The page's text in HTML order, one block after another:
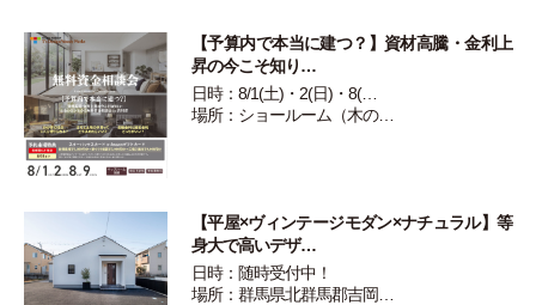
【予算内で本当に建つ？】資材高騰・金利上
昇の今こそ知り…
日時：8/1(土)・2(日)・8(…
場所：ショールーム（木の…
【平屋×ヴィンテージモダン×ナチュラル】等
身大で高いデザ…
日時：随時受付中！
場所：群馬県北群馬郡吉岡…